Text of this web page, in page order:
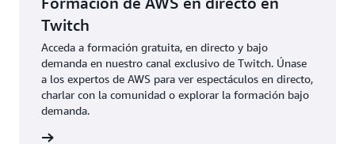
Twitch
Acceda a formación gratuita, en directo y bajo
demanda en nuestro canal exclusivo de Twitch. Únase
a los expertos de AWS para ver espectáculos en directo,
charlar con la comunidad o explorar la formación bajo
demanda.